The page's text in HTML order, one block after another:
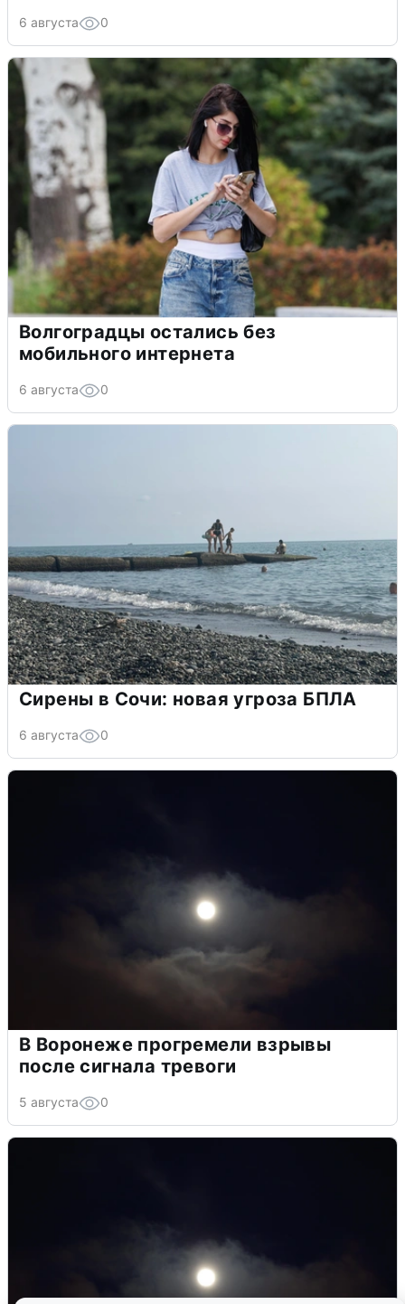
6 августа 0
Волгоградцы остались без
мобильного интернета
6 августа 0
Сирены в Сочи: новая угроза БПЛА
6 августа 0
В Воронеже прогремели взрывы
после сигнала тревоги
5 августа 0